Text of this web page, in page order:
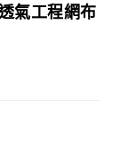
氣工程網布